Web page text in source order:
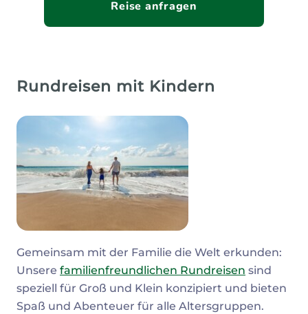
Reise anfragen
Rundreisen mit Kindern
Gemeinsam mit der Familie die Welt erkunden:
Unsere familienfreundlichen Rundreisen sind
speziell für Groß und Klein konzipiert und bieten
Spaß und Abenteuer für alle Altersgruppen.